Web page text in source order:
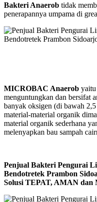
Bakteri Anaerob tidak
penerapannya umpama di
MICROBAC Anaerob
menguntungkan dan bersifat
banyak oksigen (di bawah
material-material organik
material organik sederhana
melenyapkan bau sampah
Penjual Bakteri Pengurai
Bendotretek Prambon
Solusi TEPAT, AMAN